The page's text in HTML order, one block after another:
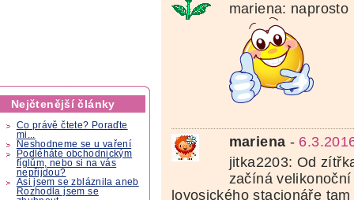
Nejčtenější články
Co právě čtete? Poraďte
mi...
Neshodneme se u vaření
Podléháte obchodnickým
fíglům, nebo si na vás
nepřijdou?
Asi jsem se zbláznila aneb
Rozhodla jsem se
mariena:
mariena -
jitka2203: Od
začíná
lovosického stacionáře